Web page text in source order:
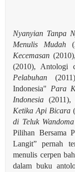
Nyanyian Tanpa
Menulis Mudah
Kecemasan
(2010), Antologi
Pelabuhan
Indonesia" Para
Indonesia (2011),
Ketika Api Bicara
di Teluk
Pilihan Bersama
Langit” pernah
menulis cerpen
dalam buku